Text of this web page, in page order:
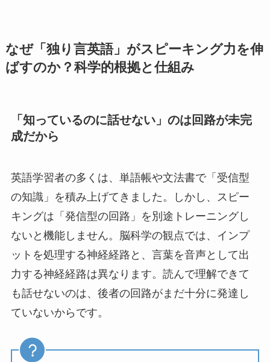
なぜ「独り言英語」がスピーキング力を伸
ばすのか？科学的根拠と仕組み
「知っているのに話せない」のは回路が未完
成だから
英語学習者の多くは、単語帳や文法書で「受信型
の知識」を積み上げてきました。しかし、スピー
キングは「発信型の回路」を別途トレーニングし
ないと機能しません。脳科学の観点では、インプ
ットを処理する神経経路と、言葉を音声として出
力する神経経路は異なります。読んで理解できて
も話せないのは、後者の回路がまだ十分に発達し
ていないからです。